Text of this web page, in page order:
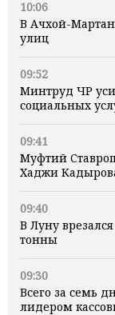
10:06
В Ачхой-
улиц
09:52
Минтруд ЧР
социальных
09:41
Муфтий
Хаджи
09:40
В Луну
тонны
09:30
Всего за семь
лидером